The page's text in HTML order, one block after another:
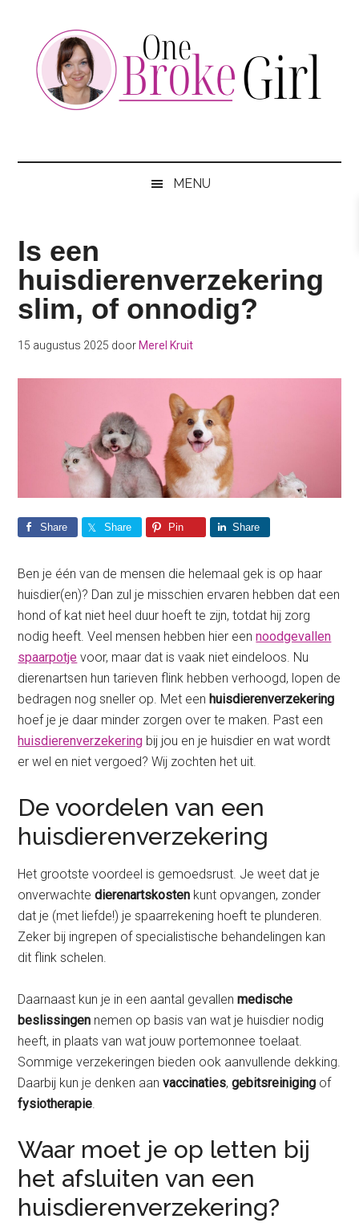
content
secondary
MENU
Is een
huisdierenverzekering
slim, of onnodig?
15 augustus 2025 door Merel Kruit
Share Share Pin Share
Ben je één van de mensen die helemaal gek is op haar
huisdier(en)? Dan zul je misschien ervaren hebben dat een
hond of kat niet heel duur hoeft te zijn, totdat hij zorg
nodig heeft. Veel mensen hebben hier eennoodgevallen
spaarpotje voor, maar dat is vaak niet eindeloos. Nu
dierenartsen hun tarieven flink hebben verhoogd, lopen de
bedragen nog sneller op. Met eenhuisdierenverzekering
hoef je je daar minder zorgen over te maken. Past een
huisdierenverzekering bij jou en je huisdier en wat wordt
er wel en niet vergoed? Wij zochten het uit.
De voordelen van een
huisdierenverzekering
Het grootste voordeel is gemoedsrust. Je weet dat je
onverwachtedierenartskosten kunt opvangen, zonder
dat je (met liefde!) je spaarrekening hoeft te plunderen.
Zeker bij ingrepen of specialistische behandelingen kan
dit flink schelen.
Daarnaast kun je in een aantal gevallenmedische
beslissingen nemen op basis van wat je huisdier nodig
heeft, in plaats van wat jouw portemonnee toelaat.
Sommige verzekeringen bieden ook aanvullende dekking.
Daarbij kun je denken aanvaccinaties,gebitsreiniging of
fysiotherapie.
Waar moet je op letten bij
het afsluiten van een
huisdierenverzekering?